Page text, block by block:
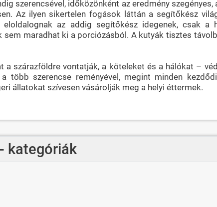
szerencsével, időközönként az eredmény szegényes,
Az ilyen sikertelen fogások láttán a segítőkész
az addig segítőkész idegenek, csak a
maradhat ki a porciózásból. A kutyák tisztes
a szárazföldre vontatják, a köteleket és a hálókat –
több szerencse reményével, megint minden
állatokat szívesen vásárolják meg a helyi éttermek.
kategóriák